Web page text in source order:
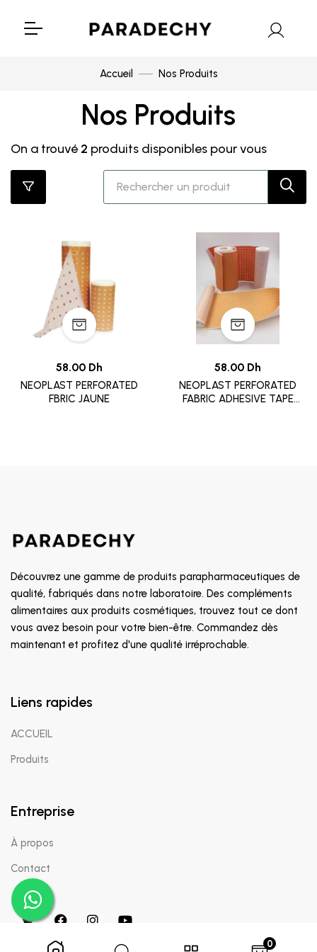
0
Accueil Nos Produits
Nos Produits
On a trouvé 2 produits disponibles pour vous
58.00 Dh
NEOPLAST PERFORATED
FBRIC JAUNE
58.00 Dh
NEOPLAST PERFORATED
FABRIC ADHESIVE TAPE
Découvrez une gamme de produits parapharmaceutiques de
qualité, fabriqués dans notre laboratoire. Des compléments
alimentaires aux produits cosmétiques, trouvez tout ce dont
vous avez besoin pour votre bien-être. Commandez dès
maintenant et profitez d'une qualité irréprochable.
Liens rapides
ACCUEIL
Produits
Entreprise
À propos
Contact